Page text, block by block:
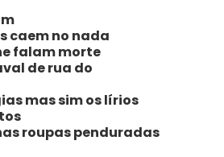
caem no nada
falam morte
de rua do
mas sim os lírios
roupas penduradas